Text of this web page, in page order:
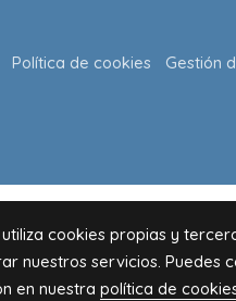
Política de cookies Gestión
utiliza cookies propias y
nuestros servicios.
en nuestra política de